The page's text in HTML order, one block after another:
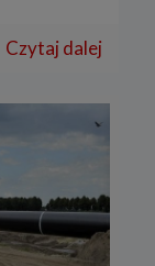
Czytaj dalej